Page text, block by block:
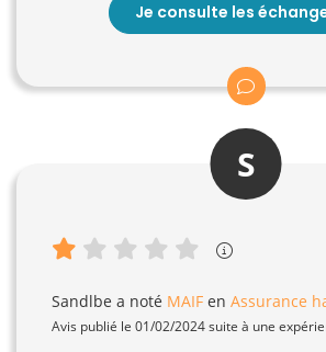
Je consulte les
S
Sandlbe a noté MAIF en Assurance
Avis publié le 01/02/2024 suite à une